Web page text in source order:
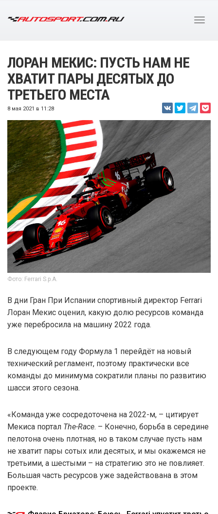
ЛОРАН МЕКИС: ПУСТЬ НАМ НЕ
ХВАТИТ ПАРЫ ДЕСЯТЫХ ДО
ТРЕТЬЕГО МЕСТА
8 мая 2021 в 11:28
Фото: Ferrari S.p.A.
В дни Гран При Испании спортивный директор Ferrari
Лоран Мекис оценил, какую долю ресурсов команда
уже перебросила на машину 2022 года.
В следующем году Формула 1 перейдёт на новый
технический регламент, поэтому практически все
команды до минимума сократили планы по развитию
шасси этого сезона.
«Команда уже сосредоточена на 2022-м, – цитирует
Мекиса портал The-Race. – Конечно, борьба в середине
пелотона очень плотная, но в таком случае пусть нам
не хватит пары сотых или десятых, и мы окажемся не
третьими, а шестыми – на стратегию это не повлияет.
Большая часть ресурсов уже задействована в этом
проекте.